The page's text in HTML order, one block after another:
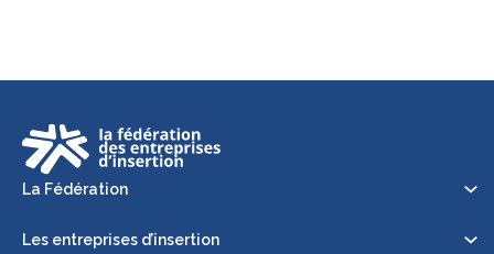
La Fédération
Les entreprises d’insertion